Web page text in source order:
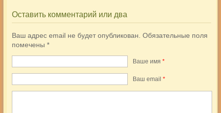
Оставить комментарий или два
Ваш адрес email не будет опубликован. Обязательные поля
помечены *
Ваше имя *
Ваш еmail *